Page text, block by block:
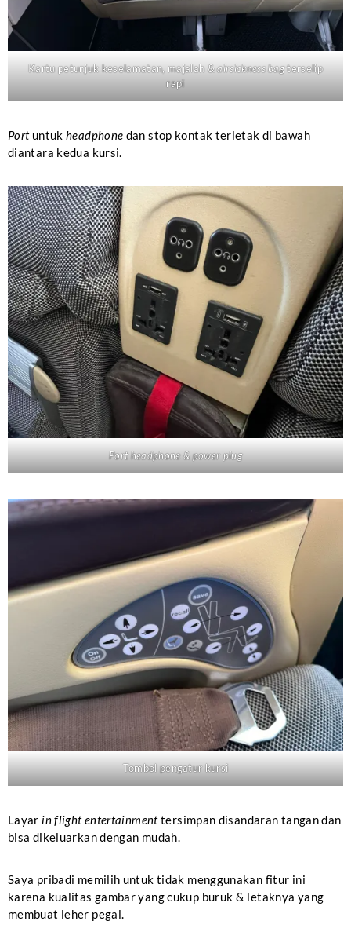
Kartu petunjuk keselamatan, majalah &airsickness bagterselip
rapi
Portuntukheadphone dan stop kontak terletak di bawah
diantara kedua kursi.
Port headphone & power plug
Tombol pengatur kursi
Layar in flight entertainmenttersimpan disandaran tangan dan
bisa dikeluarkan dengan mudah.
Saya pribadi memilih untuk tidak menggunakan fitur ini
karena kualitas gambar yang cukup buruk & letaknya yang
membuat leher pegal.